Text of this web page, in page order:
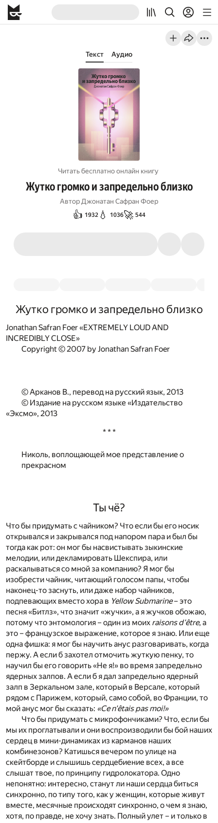
Текст Аудио
Читать бесплатно онлайн книгу
Жутко громко и запредельно близко
Автор Джонатан Сафран Фоер
👍 1932💧 1036🚀 544
Жутко громко и запредельно близко
Jonathan Safran Foer «EXTREMELY LOUD AND
INCREDIBLY CLOSE»
Copyright © 2007 by Jonathan Safran Foer
© Арканов В., перевод на русский язык, 2013
© Издание на русском языке «Издательство
«Эксмо», 2013
* * *
Николь, воплощающей мое представление о
прекрасном
Ты чё?
Что бы придумать с чайником? Что если бы его носик
открывался и закрывался под напором пара и был бы
тогда как рот: он мог бы насвистывать зыкинские
мелодии, или декламировать Шекспира, или
раскалываться со мной за компанию? Я мог бы
изобрести чайник, читающий голосом папы, чтобы
наконец-то заснуть, или даже набор чайников,
подпевающих вместо хора в Yellow Submarine– это
песня «Битлз», что значит «жучки», а я жучков обожаю,
потому что энтомология – один из моих raisons d'être, а
это – французское выражение, которое я знаю. Или еще
одна фишка: я мог бы научить анус разговаривать, когда
пержу. А если б захотел отмочить жуткую пенку, то
научил бы его говорить «Не я!» во время запредельно
ядерных залпов. А если б я дал запредельно ядерный
залп в Зеркальном зале, который в Версале, который
рядом с Парижем, который, само собой, во Франции, то
мой анус мог бы сказать: «Ce n'êtais pas moi!»
Что бы придумать с микрофончиками? Что, если бы
мы их проглатывали и они воспроизводили бы бой наших
сердец в мини-динамиках из карманов наших
комбинезонов? Катишься вечером по улице на
скейтборде и слышишь сердцебиение всех, а все
слышат твое, по принципу гидролокатора. Одно
непонятно: интересно, станут ли наши сердца биться
синхронно, по типу того, как у женщин, которые живут
вместе, месячные происходят синхронно, о чем я знаю,
хотя, по правде, не хочу знать. Полный улет – и только в